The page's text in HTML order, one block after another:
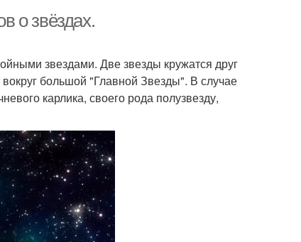
о звёздах.
звездами. Две звезды кружатся друг
вокруг большой "Главной Звезды". В случае
карлика, своего рода полузвезду,